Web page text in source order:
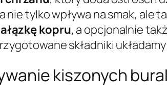
nie tylko wpływa na smak, ale
kopru, a opcjonalnie
składniki
kiszonych